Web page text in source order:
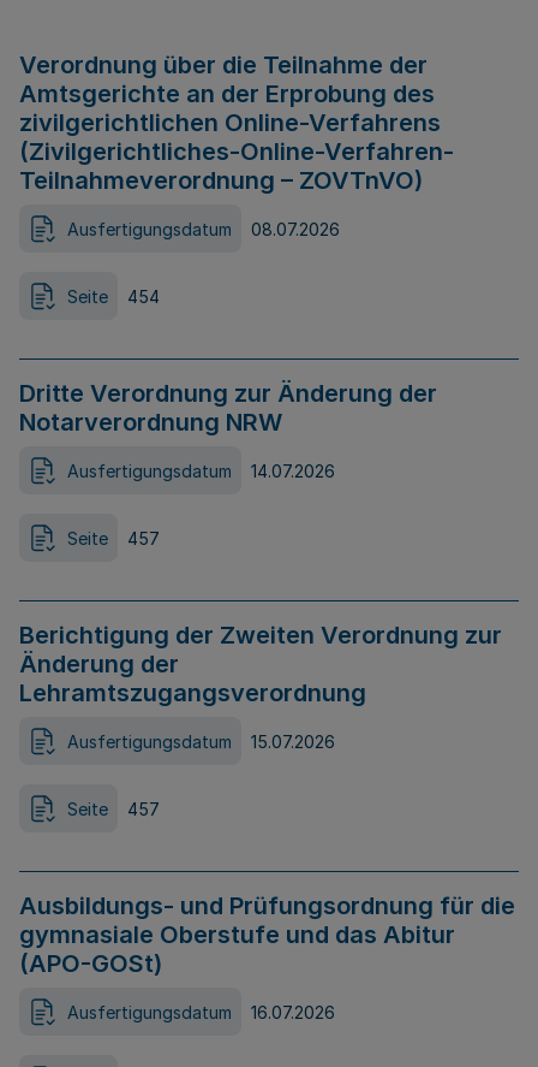
Verordnung über die Teilnahme der
Amtsgerichte an der Erprobung des
zivilgerichtlichen Online-Verfahrens
(Zivilgerichtliches-Online-Verfahren-
Teilnahmeverordnung – ZOVTnVO)
Ausfertigungsdatum 08.07.2026
Seite 454
Dritte Verordnung zur Änderung der
Notarverordnung NRW
Ausfertigungsdatum 14.07.2026
Seite 457
Berichtigung der Zweiten Verordnung zur
Änderung der
Lehramtszugangsverordnung
Ausfertigungsdatum 15.07.2026
Seite 457
Ausbildungs- und Prüfungsordnung für die
gymnasiale Oberstufe und das Abitur
(APO-GOSt)
Ausfertigungsdatum 16.07.2026